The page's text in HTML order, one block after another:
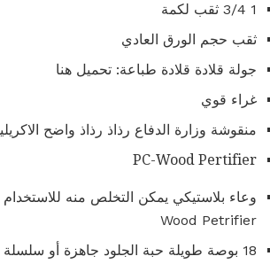
1 3/4 ثقب لكمة
ثقب حجم الورق العادي
جولة قلادة قلادة طباعة: تحميل هنا
غراء قوي
منقوشة وزارة الدفاع رذاذ رذاذ واضح
PC-Wood Pertifier
Wood Petrifier
18 بوصة طويلة حبة الجلود جاهزة أو سلسلة فضية قلادة